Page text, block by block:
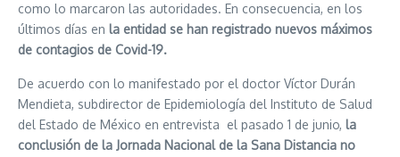
como lo marcaron las autoridades. En consecuencia, en los
últimos días en la entidad se han registrado nuevos máximos
de contagios de Covid-19.
De acuerdo con lo manifestado por el doctor Víctor Durán
Mendieta, subdirector de Epidemiología del Instituto de Salud
del Estado de México en entrevista el pasado 1 de junio, la
conclusión de la Jornada Nacional de la Sana Distancia no